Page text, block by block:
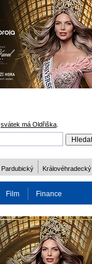
svátek má Oldřiška
Pardubický Královéhradecký
Film Finance
ODM 2016